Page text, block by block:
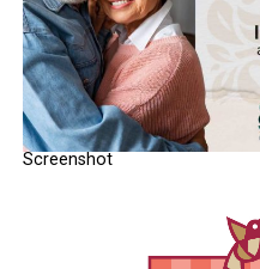
Screenshot